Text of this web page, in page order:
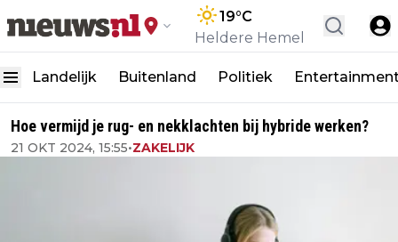
19°C
Heldere Hemel
Landelijk Buitenland Politiek
Hoe vermijd je rug- en nekklachten bij hybride werken?
21 OKT 2024, 15:55•ZAKELIJK